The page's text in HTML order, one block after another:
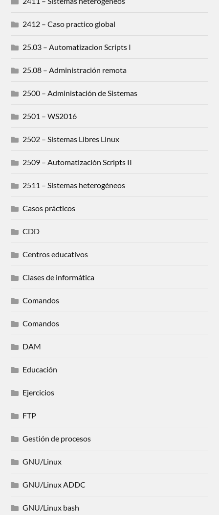
2412 – Caso practico global
25.03 – Automatizacion Scripts I
25.08 – Administración remota
2500 – Administación de Sistemas
2501 – WS2016
2502 – Sistemas Libres Linux
2509 – Automatización Scripts II
2511 – Sistemas heterogéneos
Casos prácticos
CDD
Centros educativos
Clases de informática
Comandos
Comandos
DAM
Educación
Ejercicios
FTP
Gestión de procesos
GNU/Linux
GNU/Linux ADDC
GNU/Linux bash